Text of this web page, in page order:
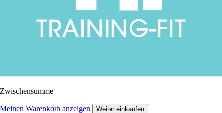
Zwischensumme
Meinen Warenkorb anzeigen Weiter einkaufen